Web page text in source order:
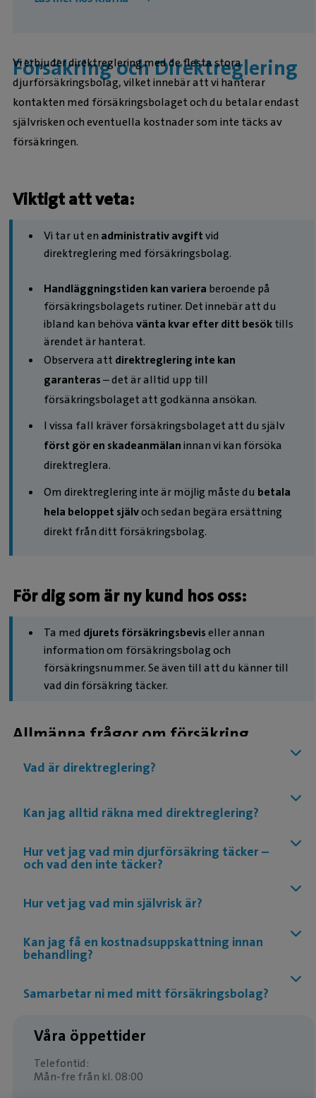
Försäkring och Direktreglering
Vi erbjuder direktreglering med de flesta stora
djurförsäkringsbolag, vilket innebär att vi hanterar
kontakten med försäkringsbolaget och du betalar endast
självrisken och eventuella kostnader som inte täcks av
försäkringen.
Viktigt att veta:
Vi tar ut en administrativ avgiftvid
direktreglering med försäkringsbolag.
Handläggningstiden kan variera beroende på
försäkringsbolagets rutiner. Det innebär att du
ibland kan behöva vänta kvar efter ditt besöktills
ärendet är hanterat.
Observera att direktreglering inte kan
garanteras– det är alltid upp till
försäkringsbolaget att godkänna ansökan.
I vissa fall kräver försäkringsbolaget att du själv
först gör en skadeanmälaninnan vi kan försöka
direktreglera.
Om direktreglering inte är möjlig måste du betala
hela beloppet självoch sedan begära ersättning
direkt från ditt försäkringsbolag.
För dig som är ny kund hos oss:
Ta med djurets försäkringsbeviseller annan
information om försäkringsbolag och
försäkringsnummer. Se även till att du känner till
vad din försäkring täcker.
Allmänna frågor om försäkring
Vad är direktreglering?
Kan jag alltid räkna med direktreglering?
Hur vet jag vad min djurförsäkring täcker –
och vad den inte täcker?
Hur vet jag vad min självrisk är?
Kan jag få en kostnadsuppskattning innan
behandling?
Samarbetar ni med mitt försäkringsbolag?
Våra öppettider
Telefontid:
Mån-fre från kl. 08:00